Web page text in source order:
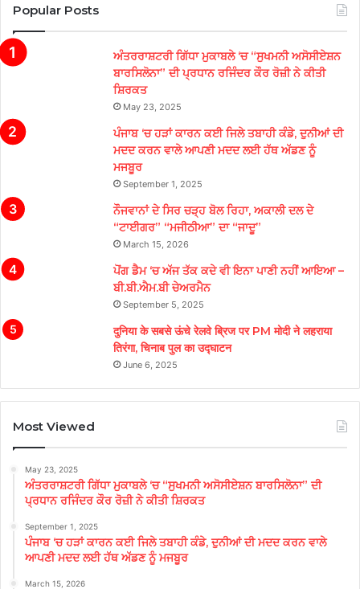
Popular Posts
ਅੰਤਰਰਾਸ਼ਟਰੀ ਗਿੱਧਾ ਮੁਕਾਬਲੇ ‘ਚ “ਸੁਖਮਨੀ ਅਸੋਸੀਏਸ਼ਨ
ਬਾਰਸਿਲੋਨਾ” ਦੀ ਪ੍ਰਧਾਨ ਰਜਿੰਦਰ ਕੌਰ ਰੋਜ਼ੀ ਨੇ ਕੀਤੀ
ਸ਼ਿਰਕਤ
May 23, 2025
ਪੰਜਾਬ ‘ਚ ਹੜਾਂ ਕਾਰਨ ਕਈ ਜਿਲੇ ਤਬਾਹੀ ਕੰਡੇ, ਦੁਨੀਆਂ ਦੀ
ਮਦਦ ਕਰਨ ਵਾਲੇ ਆਪਣੀ ਮਦਦ ਲਈ ਹੱਥ ਅੱਡਣ ਨੂੰ
ਮਜਬੂਰ
September 1, 2025
ਨੌਜਵਾਨਾਂ ਦੇ ਸਿਰ ਚੜ੍ਹ ਬੋਲ ਰਿਹਾ, ਅਕਾਲੀ ਦਲ ਦੇ
“ਟਾਈਗਰ” “ਮਜੀਠੀਆ” ਦਾ “ਜਾਦੂ”
March 15, 2026
ਪੋਂਗ ਡੈਮ ‘ਚ ਅੱਜ ਤੱਕ ਕਦੇ ਵੀ ਇਨਾ ਪਾਣੀ ਨਹੀਂ ਆਇਆ –
ਬੀ.ਬੀ.ਐਮ.ਬੀ ਚੇਅਰਮੈਨ
September 5, 2025
दुनिया के सबसे ऊंचे रेलवे ब्रिज पर PM मोदी ने लहराया
तिरंगा, चिनाब पुल का उद्घाटन
June 6, 2025
Most Viewed
May 23, 2025
ਅੰਤਰਰਾਸ਼ਟਰੀ ਗਿੱਧਾ ਮੁਕਾਬਲੇ ‘ਚ “ਸੁਖਮਨੀ ਅਸੋਸੀਏਸ਼ਨ ਬਾਰਸਿਲੋਨਾ” ਦੀ
ਪ੍ਰਧਾਨ ਰਜਿੰਦਰ ਕੌਰ ਰੋਜ਼ੀ ਨੇ ਕੀਤੀ ਸ਼ਿਰਕਤ
September 1, 2025
ਪੰਜਾਬ ‘ਚ ਹੜਾਂ ਕਾਰਨ ਕਈ ਜਿਲੇ ਤਬਾਹੀ ਕੰਡੇ, ਦੁਨੀਆਂ ਦੀ ਮਦਦ ਕਰਨ ਵਾਲੇ
ਆਪਣੀ ਮਦਦ ਲਈ ਹੱਥ ਅੱਡਣ ਨੂੰ ਮਜਬੂਰ
March 15, 2026